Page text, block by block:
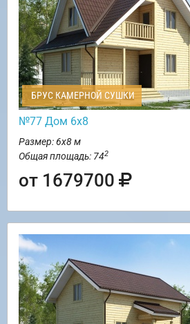
БРУС КАМЕРНОЙ СУШКИ
№77 Дом 6х8
Размер: 6х8 м
Общая площадь: 742
от 1679700